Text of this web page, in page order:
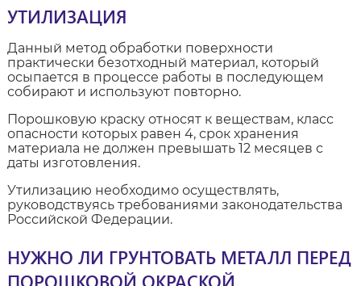
УТИЛИЗАЦИЯ
Данный метод обработки поверхности
практически безотходный материал, который
осыпается в процессе работы в последующем
собирают и используют повторно.
Порошковую краску относят к веществам, класс
опасности которых равен 4, срок хранения
материала не должен превышать 12 месяцев с
даты изготовления.
Утилизацию необходимо осуществлять,
руководствуясь требованиями законодательства
Российской Федерации.
НУЖНО ЛИ ГРУНТОВАТЬ МЕТАЛЛ ПЕРЕД